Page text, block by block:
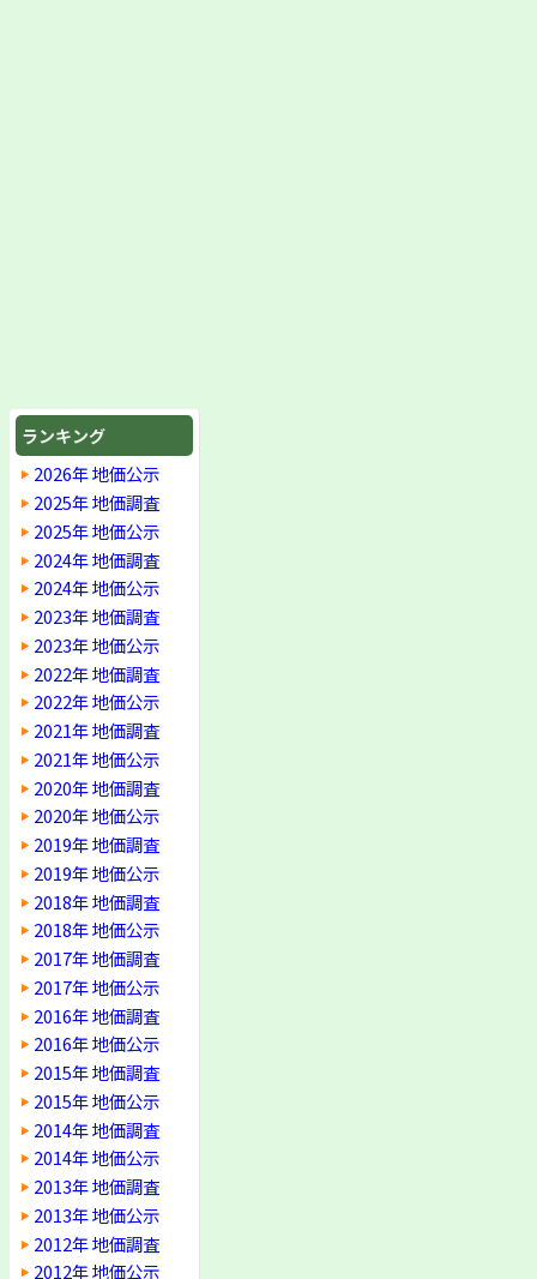
ランキング
2026年 地価公示
2025年 地価調査
2025年 地価公示
2024年 地価調査
2024年 地価公示
2023年 地価調査
2023年 地価公示
2022年 地価調査
2022年 地価公示
2021年 地価調査
2021年 地価公示
2020年 地価調査
2020年 地価公示
2019年 地価調査
2019年 地価公示
2018年 地価調査
2018年 地価公示
2017年 地価調査
2017年 地価公示
2016年 地価調査
2016年 地価公示
2015年 地価調査
2015年 地価公示
2014年 地価調査
2014年 地価公示
2013年 地価調査
2013年 地価公示
2012年 地価調査
2012年 地価公示